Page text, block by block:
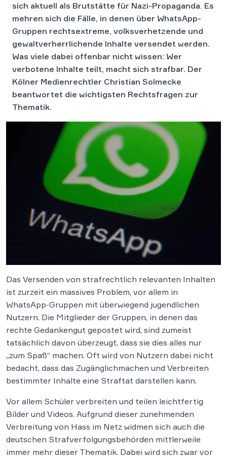
sich aktuell als Brutstätte für Nazi-Propaganda. Es
mehren sich die Fälle, in denen über WhatsApp-
Gruppen rechtsextreme, volksverhetzende und
gewaltverherrlichende Inhalte versendet werden.
Was viele dabei offenbar nicht wissen: Wer
verbotene Inhalte teilt, macht sich strafbar. Der
Kölner Medienrechtler Christian Solmecke
beantwortet die wichtigsten Rechtsfragen zur
Thematik.
Das Versenden von strafrechtlich relevanten Inhalten
ist zurzeit ein massives Problem, vor allem in
WhatsApp-Gruppen mit überwiegend jugendlichen
Nutzern. Die Mitglieder der Gruppen, in denen das
rechte Gedankengut gepostet wird, sind zumeist
tatsächlich davon überzeugt, dass sie dies alles nur
„zum Spaß“ machen. Oft wird von Nutzern dabei nicht
bedacht, dass das Zugänglichmachen und Verbreiten
bestimmter Inhalte eine Straftat darstellen kann.
Vor allem Schüler verbreiten und teilen leichtfertig
Bilder und Videos. Aufgrund dieser zunehmenden
Verbreitung von Hass im Netz widmen sich auch die
deutschen Strafverfolgungsbehörden mittlerweile
immer mehr dieser Thematik. Dabei wird sich zwar vor